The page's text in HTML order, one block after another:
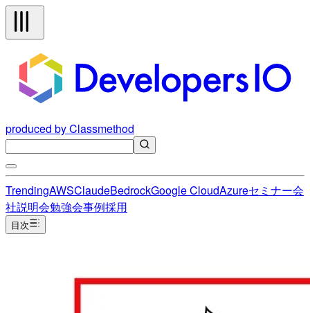
produced by Classmethod
TrendingAWSClaudeBedrockGoogle CloudAzureセミナー会
社説明会勉強会事例採用
目次